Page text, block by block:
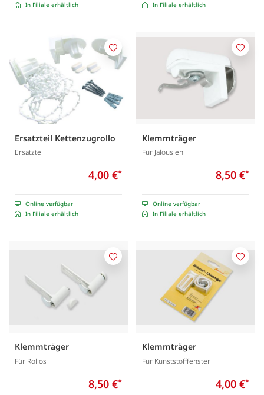
In Filiale erhältlich
In Filiale erhältlich
Ersatzteil Kettenzugrollo
Ersatzteil
4,00 €*
Online verfügbar
In Filiale erhältlich
Merken
Klemmträger
Für Jalousien
8,50 €*
Online verfügbar
In Filiale erhältlich
Klemmträger
Für Rollos
8,50 €*
Merken
Klemmträger
Für Kunststofffenster
4,00 €*